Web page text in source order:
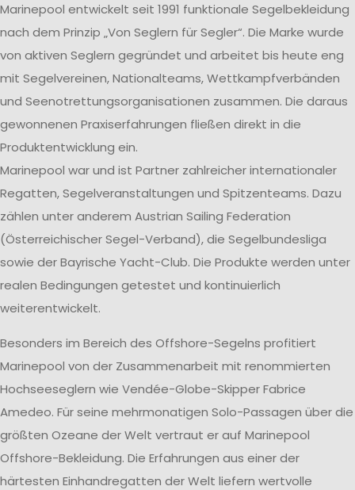
Marinepool entwickelt seit 1991 funktionale Segelbekleidung
nach dem Prinzip „Von Seglern für Segler“. Die Marke wurde
von aktiven Seglern gegründet und arbeitet bis heute eng
mit Segelvereinen, Nationalteams, Wettkampfverbänden
und Seenotrettungsorganisationen zusammen. Die daraus
gewonnenen Praxiserfahrungen fließen direkt in die
Produktentwicklung ein.
Marinepool war und ist Partner zahlreicher internationaler
Regatten, Segelveranstaltungen und Spitzenteams. Dazu
zählen unter anderem Austrian Sailing Federation
(Österreichischer Segel-Verband), die Segelbundesliga
sowie der Bayrische Yacht-Club. Die Produkte werden unter
realen Bedingungen getestet und kontinuierlich
weiterentwickelt.
Besonders im Bereich des Offshore-Segelns profitiert
Marinepool von der Zusammenarbeit mit renommierten
Hochseeseglern wie Vendée-Globe-Skipper Fabrice
Amedeo. Für seine mehrmonatigen Solo-Passagen über die
größten Ozeane der Welt vertraut er auf Marinepool
Offshore-Bekleidung. Die Erfahrungen aus einer der
härtesten Einhandregatten der Welt liefern wertvolle